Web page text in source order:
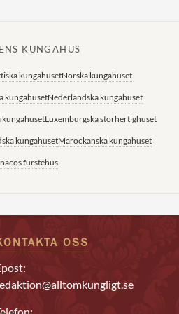
KUNGAHUS
kungahusetNorska kungahuset
kungahusetNederländska kungahuset
Luxemburgska storhertighuset
kungahusetMarockanska kungahuset
furstehus
OSS